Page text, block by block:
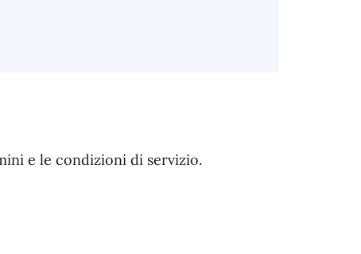
e le condizioni di servizio.